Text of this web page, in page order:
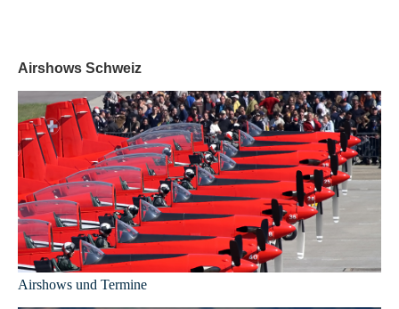
Airshows Schweiz
Airshows und Termine